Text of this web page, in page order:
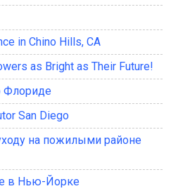
in Chino Hills, CA
as Bright as Their Future!
Флориде
San Diego
на пожилыми районе
в Нью-Йорке